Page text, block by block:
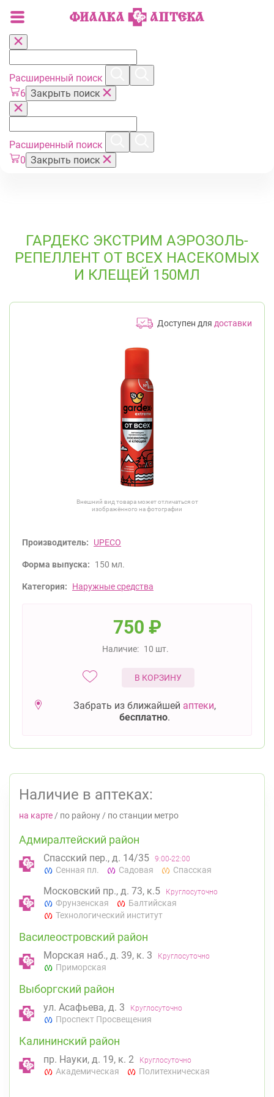
Расширенный поиск
6 Закрыть поиск
Расширенный поиск
0 Закрыть поиск
ГАРДЕКС ЭКСТРИМ АЭРОЗОЛЬ-
РЕПЕЛЛЕНТ ОТ ВСЕХ НАСЕКОМЫХ
И КЛЕЩЕЙ 150МЛ
Доступен для доставки
Внешний вид товара может отличаться от
изображённого на фотографии
Производитель: UPECO
Форма выпуска: 150 мл.
Категория: Наружные средства
750 ₽
Наличие: 10 шт.
В КОРЗИНУ
Забрать из ближайшей аптеки,
бесплатно.
Наличие в аптеках:
на карте / по району / по станции метро
Адмиралтейский район
Спасский пер., д. 14/35 9:00-22:00
Сенная пл. Садовая Спасская
Московский пр., д. 73, к.5 Круглосуточно
Фрунзенская
Балтийская
Технологический институт
Василеостровский район
Морская наб., д. 39, к. 3 Круглосуточно
Приморская
Выборгский район
ул. Асафьева, д. 3 Круглосуточно
Проспект Просвещения
Калининский район
пр. Науки, д. 19, к. 2 Круглосуточно
Академическая Политехническая